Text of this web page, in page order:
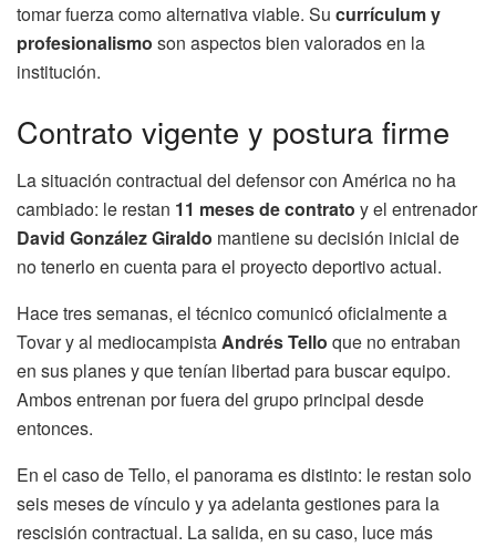
tomar fuerza como alternativa viable. Su currículum y
profesionalismo son aspectos bien valorados en la
institución.
Contrato vigente y postura firme
La situación contractual del defensor con América no ha
cambiado: le restan 11 meses de contrato y el entrenador
David González Giraldo mantiene su decisión inicial de
no tenerlo en cuenta para el proyecto deportivo actual.
Hace tres semanas, el técnico comunicó oficialmente a
Tovar y al mediocampistaAndrés Tello que no entraban
en sus planes y que tenían libertad para buscar equipo.
Ambos entrenan por fuera del grupo principal desde
entonces.
En el caso de Tello, el panorama es distinto: le restan solo
seis meses de vínculo y ya adelanta gestiones para la
rescisión contractual. La salida, en su caso, luce más